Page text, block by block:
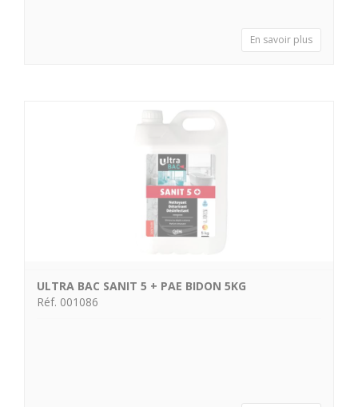
En savoir plus
ULTRA BAC SANIT 5 + PAE BIDON 5KG
Réf. 001086